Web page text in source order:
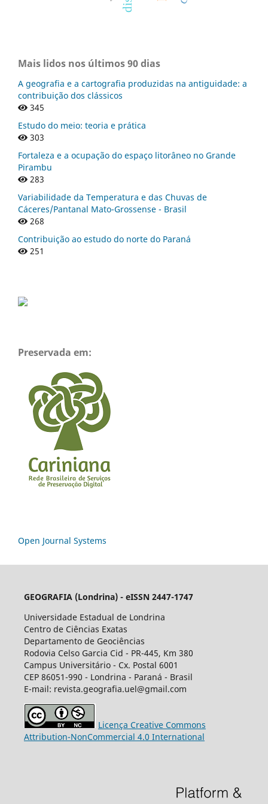
Mais lidos nos últimos 90 dias
A geografia e a cartografia produzidas na antiguidade: a
contribuição dos clássicos
345
Estudo do meio: teoria e prática
303
Fortaleza e a ocupação do espaço litorâneo no Grande
Pirambu
283
Variabilidade da Temperatura e das Chuvas de
Cáceres/Pantanal Mato-Grossense - Brasil
268
Contribuição ao estudo do norte do Paraná
251
Preservada em:
Open Journal Systems
GEOGRAFIA (Londrina) - eISSN 2447-1747
Universidade Estadual de Londrina
Centro de Ciências Exatas
Departamento de Geociências
Rodovia Celso Garcia Cid - PR-445, Km 380
Campus Universitário - Cx. Postal 6001
CEP 86051-990 - Londrina - Paraná - Brasil
E-mail: revista.geografia.uel@gmail.com
Licença Creative Commons
Attribution-NonCommercial 4.0 International